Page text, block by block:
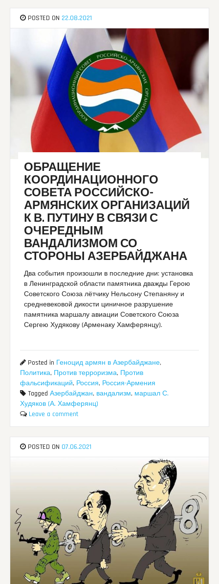
POSTED ON 22.08.2021
ОБРАЩЕНИЕ
КООРДИНАЦИОННОГО
СОВЕТА РОССИЙСКО-
АРМЯНСКИХ ОРГАНИЗАЦИЙ
К В. ПУТИНУ В СВЯЗИ С
ОЧЕРЕДНЫМ
ВАНДАЛИЗМОМ СО
СТОРОНЫ АЗЕРБАЙДЖАНА
Два события произошли в последние дни: установка
в Ленинградской области памятника дважды Герою
Советского Союза лётчику Нельсону Степаняну и
средневековой дикости циничное разрушение
памятника маршалу авиации Советского Союза
Сергею Худякову (Арменаку Хамферянцу).
Posted in Геноцид армян в Азербайджане,
Политика, Против терроризма, Против
фальсификаций, Россия, Россия-Армения
TaggedАзербайджан, вандализм, маршал С.
Худяков (А. Хамферянц)
Leave a comment
POSTED ON 07.06.2021